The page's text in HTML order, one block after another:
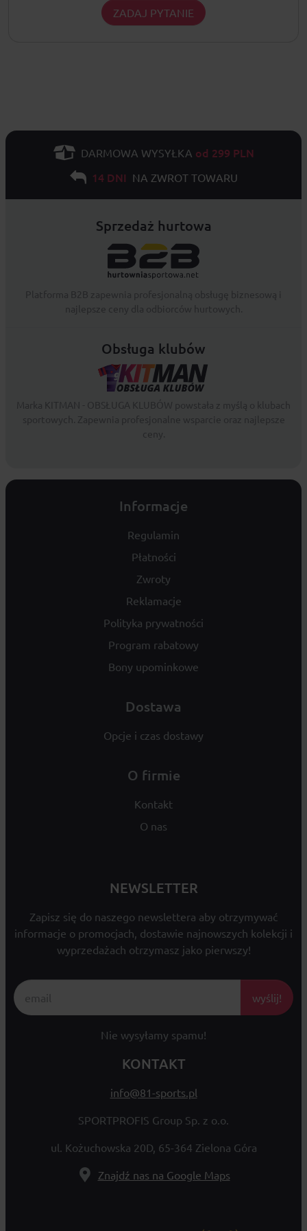
ZADAJ PYTANIE
DARMOWA WYSYŁKA od 299 PLN
14 DNI NA ZWROT TOWARU
Sprzedaż hurtowa
Obsługa klubów
Informacje
Regulamin
Płatności
Zwroty
Reklamacje
Polityka prywatności
Program rabatowy
Bony upominkowe
Dostawa
Opcje i czas dostawy
O firmie
Kontakt
O nas
NEWSLETTER
Zapisz się do naszego newslettera aby otrzymywać
informacje o promocjach, dostawie najnowszych kolekcji i
wyprzedażach otrzymasz jako pierwszy!
wyślij!
Nie wysyłamy spamu!
KONTAKT
info@81-sports.pl
SPORTPROFIS Group Sp. z o.o.
ul. Kożuchowska 20D, 65-364 Zielona Góra
Znajdź nas na Google Maps